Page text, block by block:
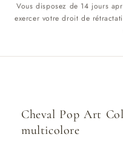
Vous disposez de 14 jours
exercer votre droit de
Cheval Pop Art
multicolore